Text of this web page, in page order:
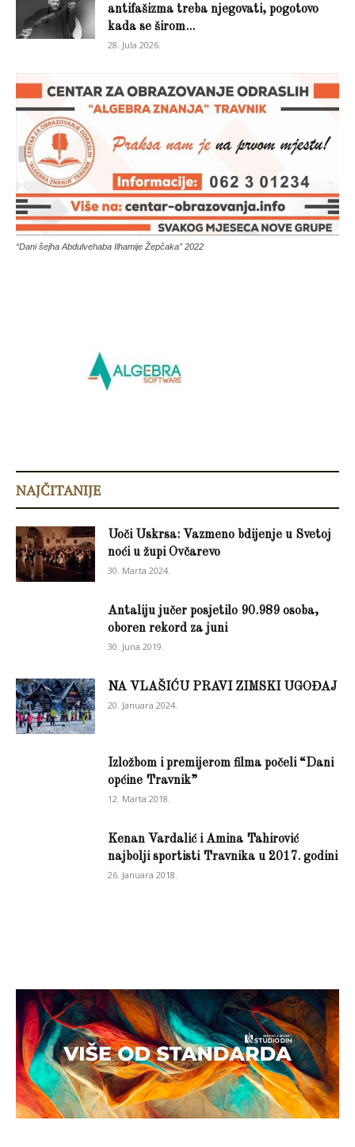
antifašizma treba njegovati, pogotovo
kada se širom...
28. Jula 2026.
“Dani šejha Abdulvehaba Ilhamije Žepčaka” 2022
NAJČITANIJE
Uoči Uskrsa: Vazmeno bdijenje u Svetoj
noći u župi Ovčarevo
30. Marta 2024.
Antaliju jučer posjetilo 90.989 osoba,
oboren rekord za juni
30. Juna 2019.
NA VLAŠIĆU PRAVI ZIMSKI UGOĐAJ
20. Januara 2024.
Izložbom i premijerom filma počeli “Dani
općine Travnik”
12. Marta 2018.
Kenan Vardalić i Amina Tahirović
najbolji sportisti Travnika u 2017. godini
26. Januara 2018.